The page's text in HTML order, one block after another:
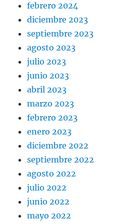
febrero 2024
diciembre 2023
septiembre 2023
agosto 2023
julio 2023
junio 2023
abril 2023
marzo 2023
febrero 2023
enero 2023
diciembre 2022
septiembre 2022
agosto 2022
julio 2022
junio 2022
mayo 2022